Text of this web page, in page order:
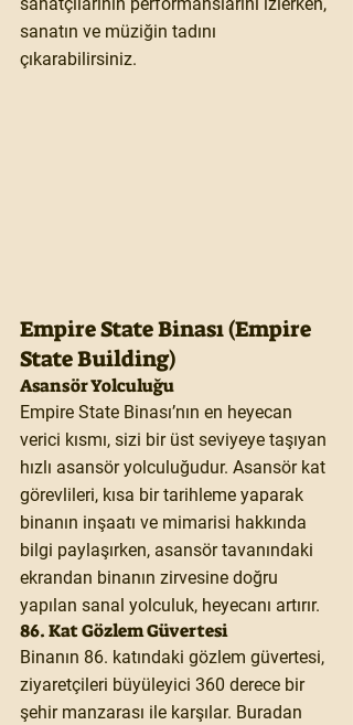
sanatın ve müziğin tadını
çıkarabilirsiniz.
Empire State Binası (Empire
State Building)
Asansör Yolculuğu
Empire State Binası’nın en heyecan
verici kısmı, sizi bir üst seviyeye taşıyan
hızlı asansör yolculuğudur. Asansör kat
görevlileri, kısa bir tarihleme yaparak
binanın inşaatı ve mimarisi hakkında
bilgi paylaşırken, asansör tavanındaki
ekrandan binanın zirvesine doğru
yapılan sanal yolculuk, heyecanı artırır.
86. Kat Gözlem Güvertesi
Binanın 86. katındaki gözlem güvertesi,
ziyaretçileri büyüleyici 360 derece bir
şehir manzarası ile karşılar. Buradan